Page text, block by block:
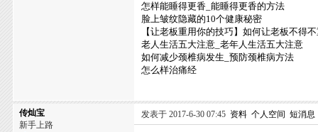
怎样能睡得更香_能睡得更香的方法
脸上皱纹隐藏的10个健康秘密
【让老板重用你的技巧】如何让老板不得
老人生活五大注意_老年人生活五大注意
如何减少颈椎病发生_预防颈椎病方法
怎么样治痛经
传灿宝
新手上路
发表于 2017-6-30 07:45 资料 个人空间 短消息